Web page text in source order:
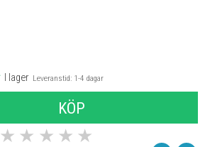
I lagerLeveranstid: 1-4 dagar
KÖP
★ ★ ★ ★ ★